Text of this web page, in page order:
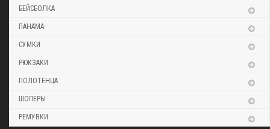
БЕЙСБОЛКА
ПАНАМА
СУМКИ
РЮКЗАКИ
ПОЛОТЕНЦА
ШОПЕРЫ
РЕМУВКИ